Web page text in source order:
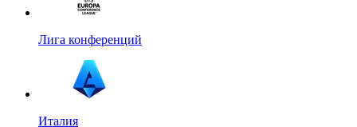
Лига конференций
Италия